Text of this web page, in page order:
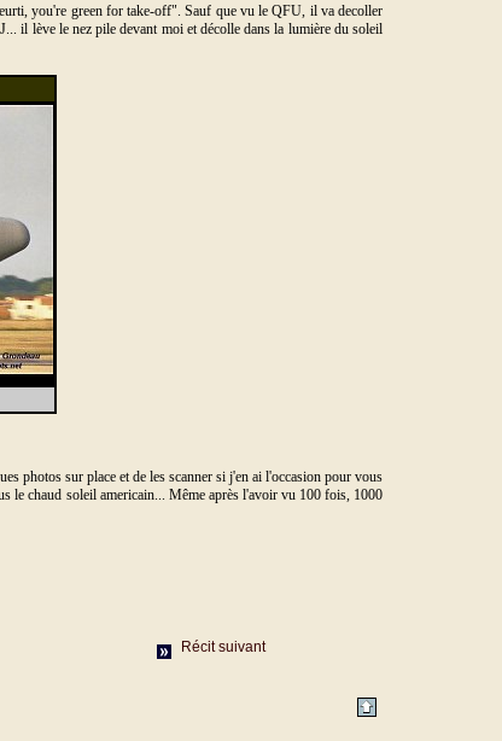
you're green for take-off". Sauf que vu le QFU, il va decoller
il lève le nez pile devant moi et décolle dans la lumière du soleil
photos sur place et de les scanner si j'en ai l'occasion pour vous
le chaud soleil americain... Même après l'avoir vu 100 fois, 1000
Récit suivant